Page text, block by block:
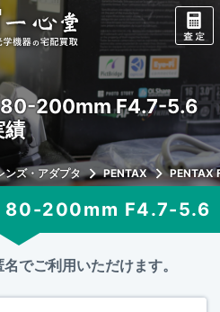
80-200mm F4.7-5.6
績
ンズ・アダプタ PENTAX PENTAX
80-200mm F4.7-5.6
でご利用いただけます。